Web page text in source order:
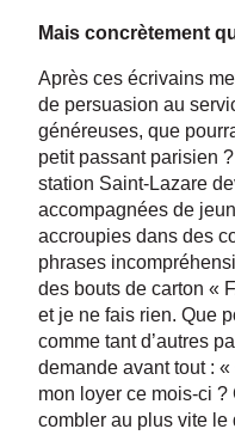
Mais concrètement
Après ces écrivains
de persuasion au
généreuses, que
petit passant parisien
station Saint-Lazare
accompagnées de
accroupies dans des
phrases
des bouts de carton «
et je ne fais rien. Que
comme tant d’autres
demande avant tout :
mon loyer ce mois-ci
combler au plus vite le